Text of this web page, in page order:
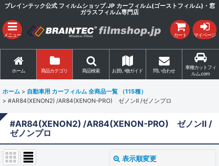
ブレインテック公式 フィルムショップ.JP カーフィルム(ゴーストフィルム)・窓
ガラスフィルム専門店
メニュー カート マイページ
ホーム 商品カテゴリ 商品検索 お買い物ガイド 問い合わせ
車種カットフィ
ルム.com
ホーム > 自動車用 カーフィルム 全商品一覧 （115種）
> #AR84(XENON2) /AR84(XENON-PRO) ゼノンII /ゼノンプロ
#AR84(XENON2) /AR84(XENON-PRO) ゼノンII /
ゼノンプロ
表示順変更